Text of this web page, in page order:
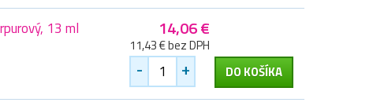
13 ml 14,06 €
11,43 € bez DPH
- + DO KOŠÍKA